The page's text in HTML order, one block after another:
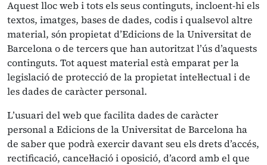
Aquest lloc web i tots els seus continguts, incloent-hi els
textos, imatges, bases de dades, codis i qualsevol altre
material, són propietat d’Edicions de la Universitat de
Barcelona o de tercers que han autoritzat l’ús d’aquests
continguts. Tot aquest material està emparat per la
legislació de protecció de la propietat intel·lectual i de
les dades de caràcter personal.
L’usuari del web que facilita dades de caràcter
personal a Edicions de la Universitat de Barcelona ha
de saber que podrà exercir davant seu els drets d’accés,
rectificació, cancel·lació i oposició, d’acord amb el que